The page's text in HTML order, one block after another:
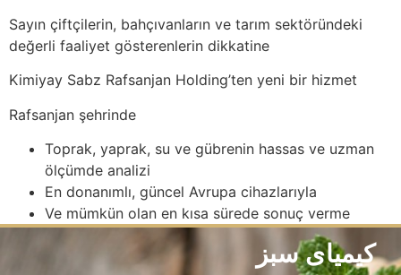
Sayın çiftçilerin, bahçıvanların ve tarım sektöründeki
değerli faaliyet gösterenlerin dikkatine
Kimiyay Sabz Rafsanjan Holding’ten yeni bir hizmet
Rafsanjan şehrinde
Toprak, yaprak, su ve gübrenin hassas ve uzman
ölçümde analizi
En donanımlı, güncel Avrupa cihazlarıyla
Ve mümkün olan en kısa sürede sonuç verme
کیمیای سبز